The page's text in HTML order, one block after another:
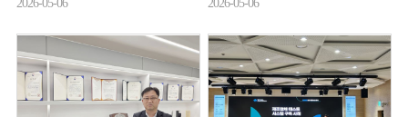
2026-05-06
2026-05-06